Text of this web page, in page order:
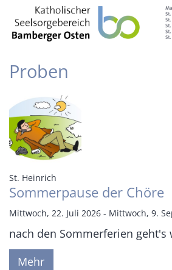
Zum Inhalt springen
Proben
St. Heinrich
Sommerpause der Chöre
Mittwoch, 22. Juli 2026 - Mittwoch, 9.
nach den Sommerferien geht's
Mehr